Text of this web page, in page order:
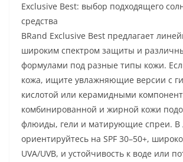
Exclusive Best: выбор подходящего
средства
BRand Exclusive Best предлагает
широким спектром защиты и
формулами под разные типы кожи.
кожа, ищите увлажняющие версии с
кислотой или керамидными
комбинированной и жирной кожи
флюиды, гели и матирующие спреи. В
ориентируйтесь на SPF 30–50+,
UVA/UVB, и устойчивость к воде или